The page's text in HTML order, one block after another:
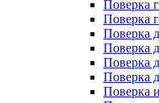
Поверка
Поверка
Поверка
Поверка
Поверка
Поверка
Поверка